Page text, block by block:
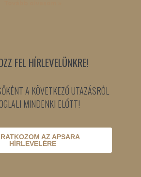
FEL HÍRLEVELÜNKRE!
A KÖVETKEZŐ UTAZÁSRÓL
MINDENKI ELŐTT!
AZ APSARA
HÍRLEVELÉRE